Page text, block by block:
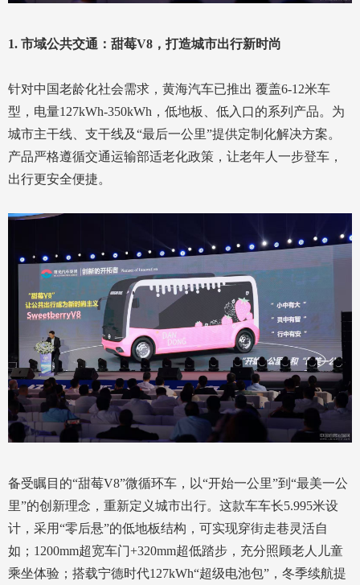
1. 市域公共交通：甜莓V8，打造城市出行新时尚
针对中国老龄化社会需求，黄海汽车已推出 覆盖6-12米车
型，电量127kWh-350kWh，低地板、低入口的系列产品。为
城市主干线、支干线及“最后一公里”提供定制化解决方案。
产品严格遵循交通运输部适老化政策，让老年人一步登车，
出行更安全便捷。
备受瞩目的“甜莓V8”微循环车，以“开始一公里”到“最美一公
里”的创新理念，重新定义城市出行。这款车车长5.995米设
计，采用“零后悬”的低地板结构，可实现穿街走巷灵活自
如；1200mm超宽车门+320mm超低踏步，充分照顾老人儿童
乘坐体验；搭载宁德时代127kWh“超级电池包”，冬季续航提